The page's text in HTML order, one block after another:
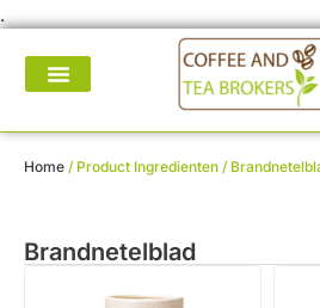
.
Home / Product Ingredienten /
Brandnetelblad